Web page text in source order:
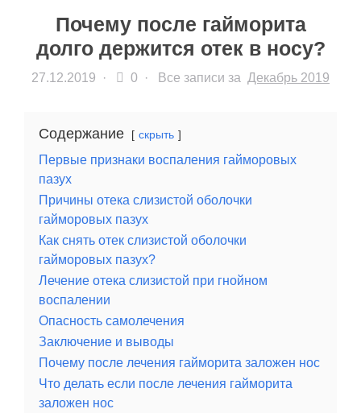
Почему после гайморита
долго держится отек в носу?
27.12.2019 · 0 · Все записи за Декабрь 2019
Содержание скрыть
Первые признаки воспаления гайморовых
пазух
Причины отека слизистой оболочки
гайморовых пазух
Как снять отек слизистой оболочки
гайморовых пазух?
Лечение отека слизистой при гнойном
воспалении
Опасность самолечения
Заключение и выводы
Почему после лечения гайморита заложен нос
Что делать если после лечения гайморита
заложен нос